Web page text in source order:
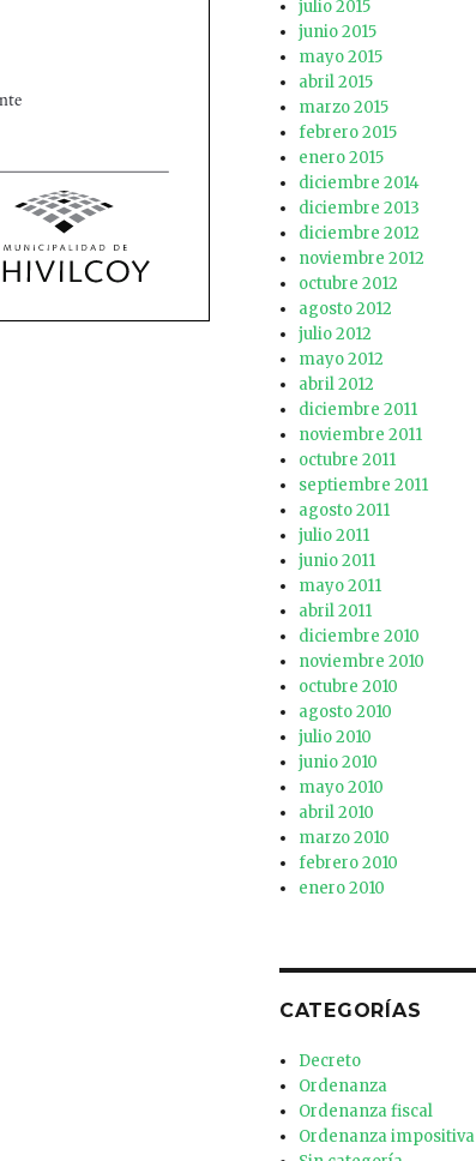
julio 2015
junio 2015
mayo 2015
abril 2015
marzo 2015
febrero 2015
enero 2015
diciembre 2014
diciembre 2013
diciembre 2012
noviembre 2012
octubre 2012
agosto 2012
julio 2012
mayo 2012
abril 2012
diciembre 2011
noviembre 2011
octubre 2011
septiembre 2011
agosto 2011
julio 2011
junio 2011
mayo 2011
abril 2011
diciembre 2010
noviembre 2010
octubre 2010
agosto 2010
julio 2010
junio 2010
mayo 2010
abril 2010
marzo 2010
febrero 2010
enero 2010
CATEGORÍAS
Decreto
Ordenanza
Ordenanza fiscal
Ordenanza impositiva